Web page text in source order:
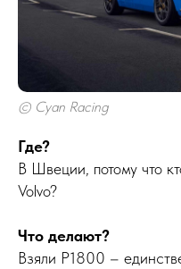
© Cyan Racing
Где?
В Швеции, потому что
Volvo?
Что делают?
Взяли P1800 –